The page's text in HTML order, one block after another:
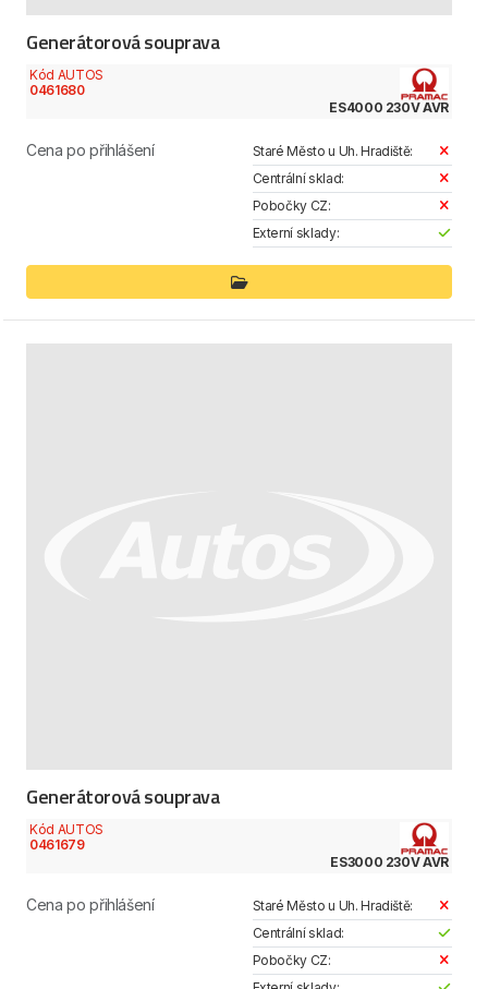
Generátorová souprava
Kód AUTOS
0461680
ES4000 230V AVR
Cena po přihlášení
Staré Město u Uh. Hradiště:
Centrální sklad:
Pobočky CZ:
Externí sklady:
Generátorová souprava
Kód AUTOS
0461679
ES3000 230V AVR
Cena po přihlášení
Staré Město u Uh. Hradiště:
Centrální sklad:
Pobočky CZ: